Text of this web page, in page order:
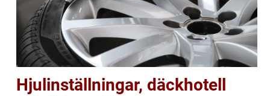
Hjulinställningar, däckhotell